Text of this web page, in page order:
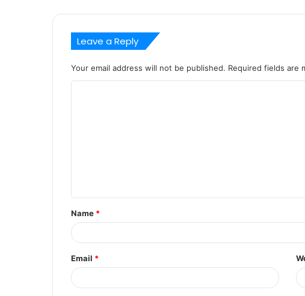
Leave a Reply
Your email address will not be published. Required fields are
t
*
Name *
Email *